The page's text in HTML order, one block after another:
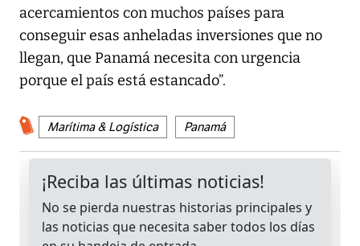
acercamientos con muchos países para
conseguir esas anheladas inversiones que no
llegan, que Panamá necesita con urgencia
porque el país está estancado”.
Marítima & Logística Panamá